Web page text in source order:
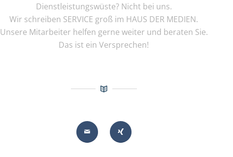
Dienstleistungswüste? Nicht bei uns.
Wir schreiben SERVICE groß im HAUS DER MEDIEN.
Unsere Mitarbeiter helfen gerne weiter und beraten Sie.
Das ist ein Versprechen!